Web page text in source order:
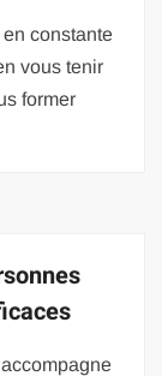
constante
vous tenir
former